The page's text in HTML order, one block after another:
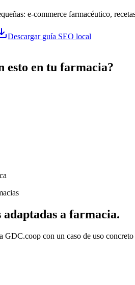
e-commerce farmacéutico,
Descargar guía SEO local
esto en tu farmacia?
a farmacia.
GDC.coop con un caso de uso concreto